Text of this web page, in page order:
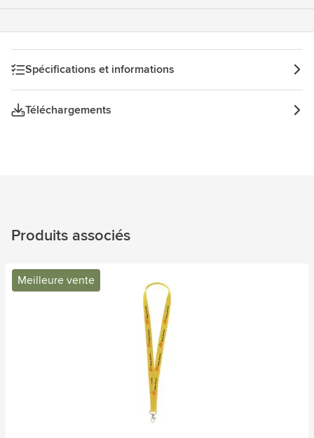
Spécifications et informations
Téléchargements
Produits associés
Meilleure vente